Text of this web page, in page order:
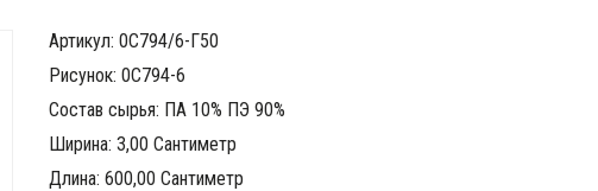
Артикул: 0С794/6-Г50
Рисунок: 0С794-6
Состав сырья: ПА 10% ПЭ 90%
Ширина: 3,00 Сантиметр
Длина: 600,00 Сантиметр